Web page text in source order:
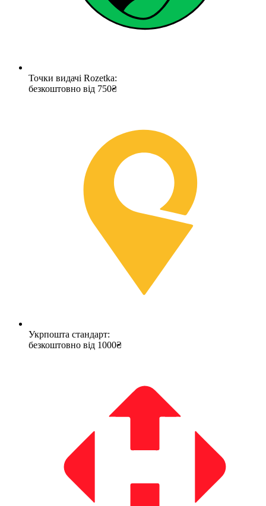
Точки видачі Rozetka:
безкоштовно від 750₴
Укрпошта стандарт:
безкоштовно від 1000₴